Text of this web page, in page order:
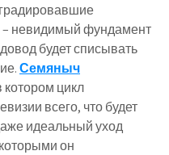
невидимый фундамент
будет списывать
Семяныч
котором цикл
всего, что будет
идеальный уход
он